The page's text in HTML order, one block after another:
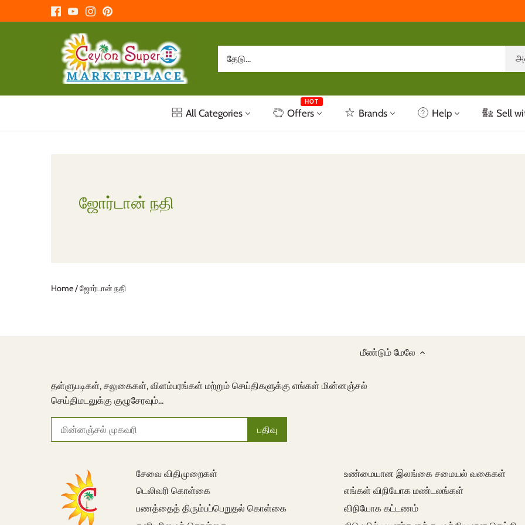
உள்ளடக்கத்திற்கு
All Categories Offers
HOT
Brands Help Sell
ஜோர்டான் நதி
Home/ஜோர்டான் நதி
மீண்டும் மேலே
தள்ளுபடிகள், சலுகைகள், விளம்பரங்கள் மற்றும் செய்திகளுக்கு எங்கள் மின்னஞ்சல்
செய்திமடலுக்கு குழுசேரவும்...
சேவை விதிமுறைகள்
டெலிவரி கொள்கை
பணத்தைத் திரும்பப்பெறுதல் கொள்கை
உண்மையான இலங்கை சமையல் வகைகள்
எங்கள் விநியோக மண்டலங்கள்
விநியோக கட்டணம்